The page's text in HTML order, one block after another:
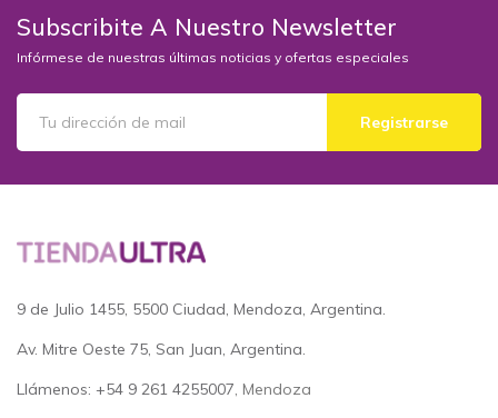
Subscribite A Nuestro Newsletter
Infórmese de nuestras últimas noticias y ofertas especiales
Registrarse
9 de Julio 1455, 5500 Ciudad, Mendoza, Argentina.
Av. Mitre Oeste 75, San Juan, Argentina.
Llámenos: +54 9 261 4255007, Mendoza